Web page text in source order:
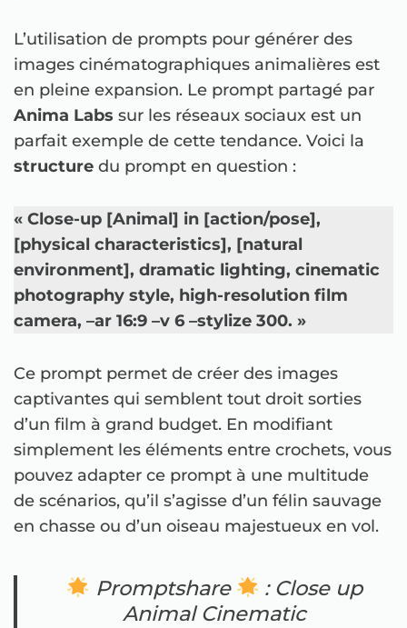
L’utilisation de prompts pour générer des
images cinématographiques animalières est
en pleine expansion. Le prompt partagé par
Anima Labs sur les réseaux sociaux est un
parfait exemple de cette tendance. Voici la
structure du prompt en question :
« Close-up [Animal] in [action/pose],
[physical characteristics], [natural
environment], dramatic lighting, cinematic
photography style, high-resolution film
camera, –ar 16:9 –v 6 –stylize 300. »
Ce prompt permet de créer des images
captivantes qui semblent tout droit sorties
d’un film à grand budget. En modifiant
simplement les éléments entre crochets, vous
pouvez adapter ce prompt à une multitude
de scénarios, qu’il s’agisse d’un félin sauvage
en chasse ou d’un oiseau majestueux en vol.
Promptshare
: Close up
Animal Cinematic